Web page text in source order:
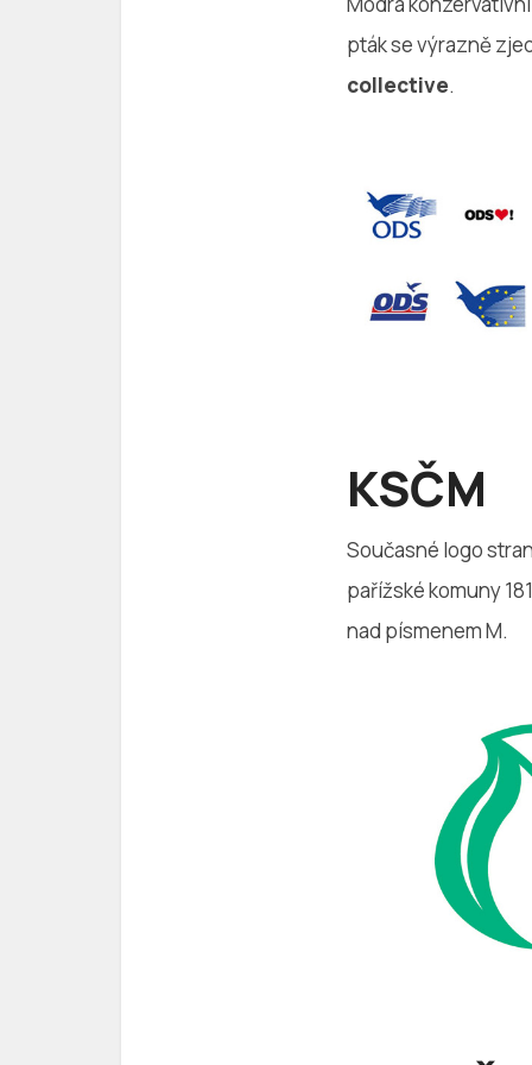
pták se výrazně
collective.
KSČM
Současné logo
pařížské komuny
nad písmenem M.